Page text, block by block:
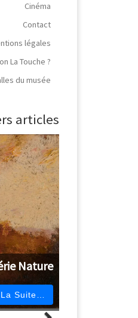
Cinéma
Contact
légales
La Touche ?
du musée
articles
Nature
Suite…